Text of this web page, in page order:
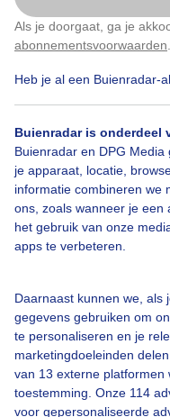
Als je doorgaat, ga je
abonnementsvoorwaarden
Heb je al een Buienradar-
Buienradar is onderdeel
Buienradar en DPG
je apparaat, locatie,
informatie combineren we
ons, zoals wanneer je een
het gebruik van onze
apps te verbeteren.
Daarnaast kunnen we, als
gegevens gebruiken om
te personaliseren en je
marketingdoeleinden
van 13 externe platformen
toestemming. Onze 114
voor gepersonaliseerde
Over Buienradar
Bedrijfsgegevens
Veelgestelde vragen
Contact
Toegankelijkheid
Buienradar Team
Privacy beleid
Cookie beleid
Privacy instellingen
Klik hier